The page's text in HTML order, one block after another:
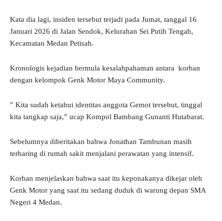
Kata dia lagi, insiden tersebut terjadi pada Jumat, tanggal 16
Januari 2026 di Jalan Sendok, Kelurahan Sei Putih Tengah,
Kecamatan Medan Petisah.
Kronologis kejadian bermula kesalahpahaman antara korban
dengan kelompok Genk Motor Maya Community.
” Kita sudah ketahui identitas anggota Gemot tersebut, tinggal
kita tangkap saja,” ucap Kompol Bambang Gunanti Hutabarat.
Sebelumnya diberitakan bahwa Jonathan Tambunan masih
terbaring di rumah sakit menjalani perawatan yang intensif.
Korban menjelaskan bahwa saat itu keponakanya dikejar oleh
Genk Motor yang saat itu sedang duduk di warung depan SMA
Negeri 4 Medan.